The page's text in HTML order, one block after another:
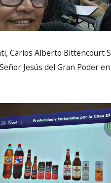
Carlos Alberto Bittencourt
Jesús del Gran Poder